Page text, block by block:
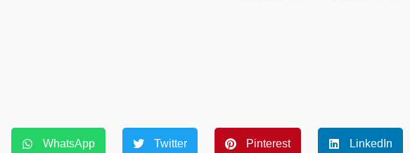
WhatsApp Twitter Pinterest LinkedIn